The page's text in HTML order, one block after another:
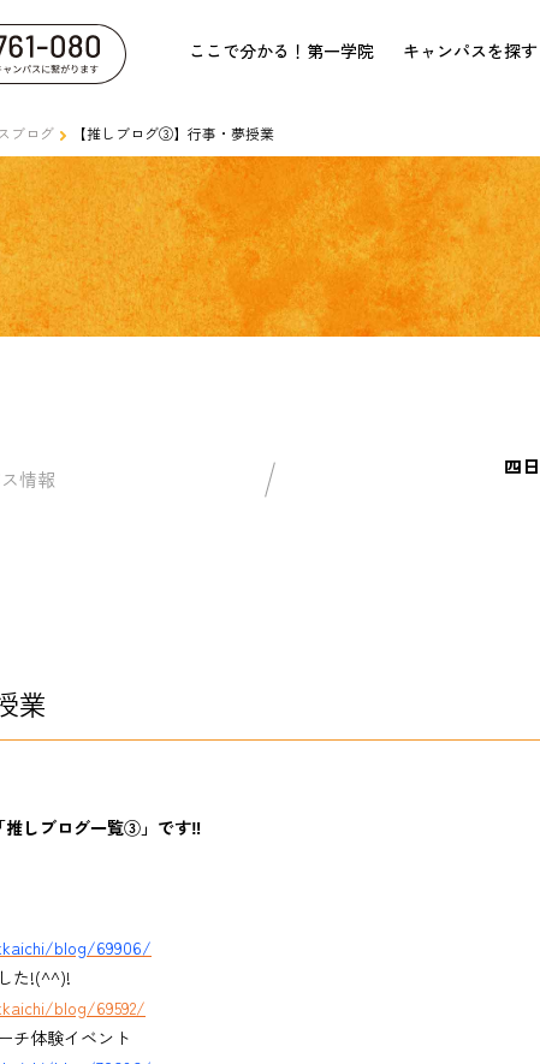
ここで分かる！第一学院 キャンパスを探す
ブログ 【推しブログ③】行事・夢授業
情報
四
業
推しブログ一覧③」です‼
blog/69906/
た!(^^)!
blog/69592/
チ体験イベント